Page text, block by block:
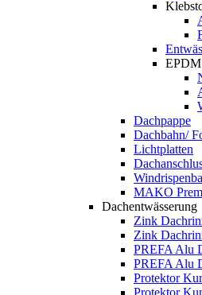
Dachpappe
Dachbahn/
Lichtplatten
MAKO
Dachentwässerung
Zink
Zink
PREFA Alu
PREFA Alu
Protektor
Protektor